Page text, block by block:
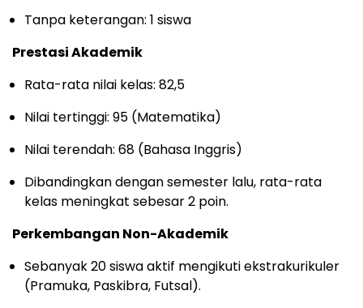
Tanpa keterangan: 1 siswa
Prestasi Akademik
Rata-rata nilai kelas: 82,5
Nilai tertinggi: 95 (Matematika)
Nilai terendah: 68 (Bahasa Inggris)
Dibandingkan dengan semester lalu, rata-rata
kelas meningkat sebesar 2 poin.
Perkembangan Non-Akademik
Sebanyak 20 siswa aktif mengikuti ekstrakurikuler
(Pramuka, Paskibra, Futsal).